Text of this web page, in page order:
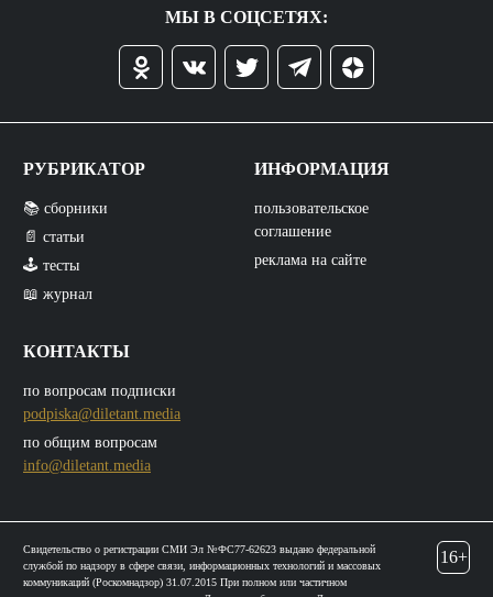
МЫ В СОЦСЕТЯХ:
РУБРИКАТОР
📚 сборники
📄 статьи
🕹️ тесты
📖 журнал
КОНТАКТЫ
по вопросам подписки
podpiska@diletant.media
по общим вопросам
info@diletant.media
ИНФОРМАЦИЯ
пользовательское
соглашение
реклама на сайте
Свидетельство о регистрации СМИ Эл №ФС77-62623 выдано федеральной
службой по надзору в сфере связи, информационных технологий и массовых
коммуникаций (Роскомнадзор) 31.07.2015 При полном или частичном
16+